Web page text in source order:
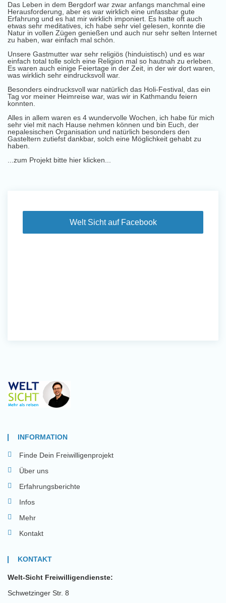
Das Leben in dem Bergdorf war zwar anfangs manchmal eine
Herausforderung, aber es war wirklich eine unfassbar gute
Erfahrung und es hat mir wirklich imponiert. Es hatte oft auch
etwas sehr meditatives, ich habe sehr viel gelesen, konnte die
Natur in vollen Zügen genießen und auch nur sehr selten Internet
zu haben, war einfach mal schön.
Unsere Gastmutter war sehr religiös (hinduistisch) und es war
einfach total tolle solch eine Religion mal so hautnah zu erleben.
Es waren auch einige Feiertage in der Zeit, in der wir dort waren,
was wirklich sehr eindrucksvoll war.
Besonders eindrucksvoll war natürlich das Holi-Festival, das ein
Tag vor meiner Heimreise war, was wir in Kathmandu feiern
konnten.
Alles in allem waren es 4 wundervolle Wochen, ich habe für mich
sehr viel mit nach Hause nehmen können und bin Euch, der
nepalesischen Organisation und natürlich besonders den
Gasteltern zutiefst dankbar, solch eine Möglichkeit gehabt zu
haben.
...zum Projekt bitte hier klicken...
Welt Sicht auf Facebook
INFORMATION
Finde Dein Freiwilligenprojekt
Über uns
Erfahrungsberichte
Infos
Mehr
Kontakt
KONTAKT
Welt-Sicht Freiwilligendienste:
Schwetzinger Str. 8